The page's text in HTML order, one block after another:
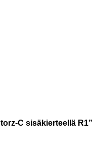
C sisäkierteellä R1”